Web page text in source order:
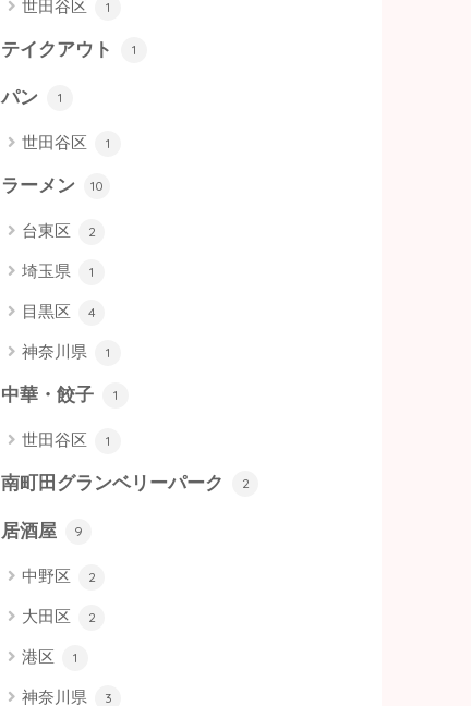
世田谷区 1
テイクアウト 1
パン 1
世田谷区 1
ラーメン 10
台東区 2
埼玉県 1
目黒区 4
神奈川県 1
中華・餃子 1
世田谷区 1
南町田グランベリーパーク 2
居酒屋 9
中野区 2
大田区 2
港区 1
神奈川県 3